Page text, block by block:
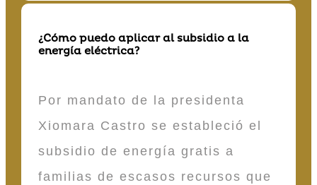
¿Cómo puedo aplicar al subsidio a la
energía eléctrica?
Por mandato de la presidenta
Xiomara Castro se estableció el
subsidio de energía gratis a
familias de escasos recursos que